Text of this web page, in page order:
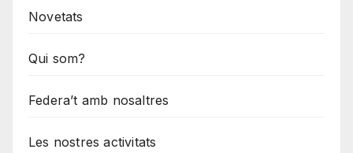
Novetats
Qui som?
Federa’t amb nosaltres
Les nostres activitats